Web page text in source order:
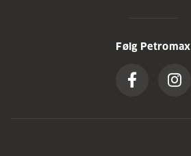
Følg Petromax